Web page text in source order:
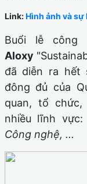
Link:Hình ảnh và
Buổi lễ
Aloxy
đã diễn ra hết
đông đủ của
quan, tổ
nhiều lĩnh vực:
Công nghệ, ...